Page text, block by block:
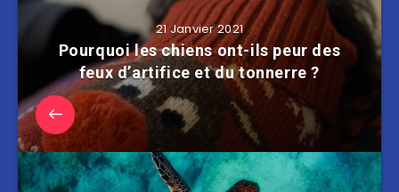
21 Janvier 2021
Pourquoi les chiens ont-ils peur des
feux d’artifice et du tonnerre ?